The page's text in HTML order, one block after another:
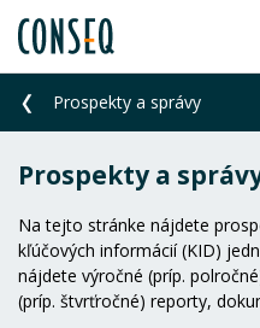
Prospekty a správy
Prospekty a
Na tejto stránke nájdete
kľúčových informácií (KID)
nájdete výročné (príp.
(príp. štvrťročné) reporty,